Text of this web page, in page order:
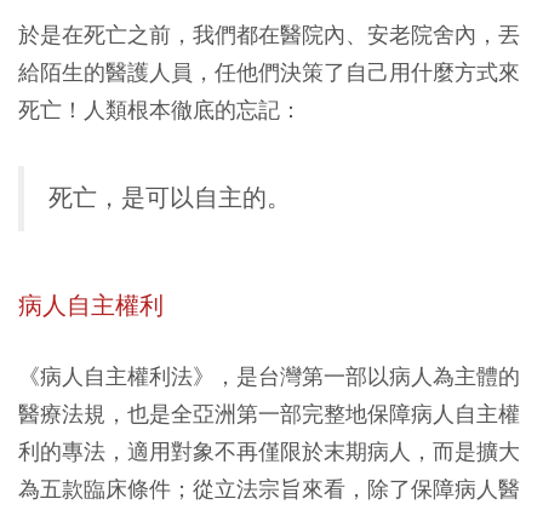
於是在死亡之前，我們都在醫院內、安老院舍內，丟
給陌生的醫護人員，任他們決策了自己用什麼方式來
死亡！人類根本徹底的忘記：
死亡，是可以自主的。
病人自主權利
《病人自主權利法》，是台灣第一部以病人為主體的
醫療法規，也是全亞洲第一部完整地保障病人自主權
利的專法，適用對象不再僅限於末期病人，而是擴大
為五款臨床條件；從立法宗旨來看，除了保障病人醫